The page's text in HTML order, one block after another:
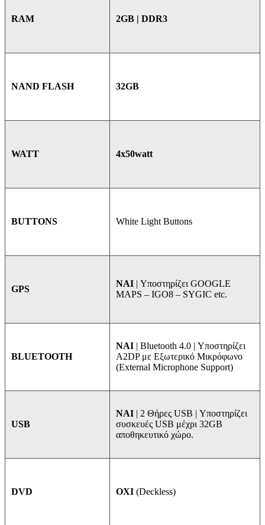
RAM 2GB | DDR3
NAND FLASH 32GB
WATT 4x50watt
BUTTONS White Light Buttons
GPS
NAI | Υποστηρίζει GOOGLE
MAPS – IGO8 – SYGIC etc.
BLUETOOTH
ΝΑΙ | Bluetooth 4.0 | Υποστηρίζει
A2DP με Εξωτερικό Μικρόφωνο
(External Microphone Support)
USB
ΝΑΙ | 2 Θήρες USB | Υποστηρίζει
συσκευές USB μέχρι 32GB
αποθηκευτικό χώρο.
DVD ΟΧΙ (Deckless)